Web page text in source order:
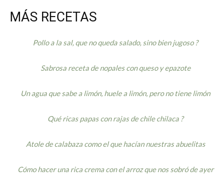
MÁS RECETAS
Pollo a la sal, que no queda salado, sino bien jugoso ?
Sabrosa receta de nopales con queso y epazote
Un agua que sabe a limón, huele a limón, pero no tiene limón
Qué ricas papas con rajas de chile chilaca ?
Atole de calabaza como el que hacían nuestras abuelitas
Cómo hacer una rica crema con el arroz que nos sobró de ayer